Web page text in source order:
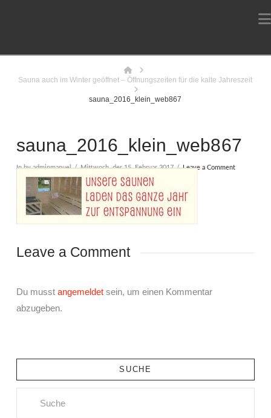
Home
Sauna auch im Winter geöffnet – Öffnungszeiten für die kalte Jahreszeit
sauna_2016_klein_web867
sauna_2016_klein_web867
In by adminmanuel Mittwoch, der 15. Februar 2017 Leave a Comment
Leave a Comment
Du musst angemeldetsein, um einen Kommentar
abzugeben.
SUCHE